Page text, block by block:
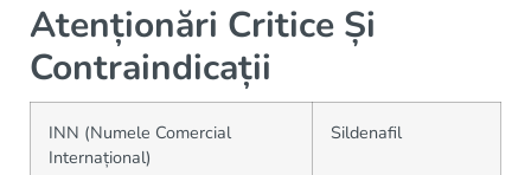
Atenționări Critice Și
Contraindicații
INN (Numele Comercial
Internațional)
Sildenafil